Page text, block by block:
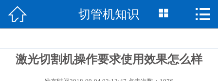
网站首页
切管机知识
 切管机知识  
激光切割机操作要求使用效果怎么样